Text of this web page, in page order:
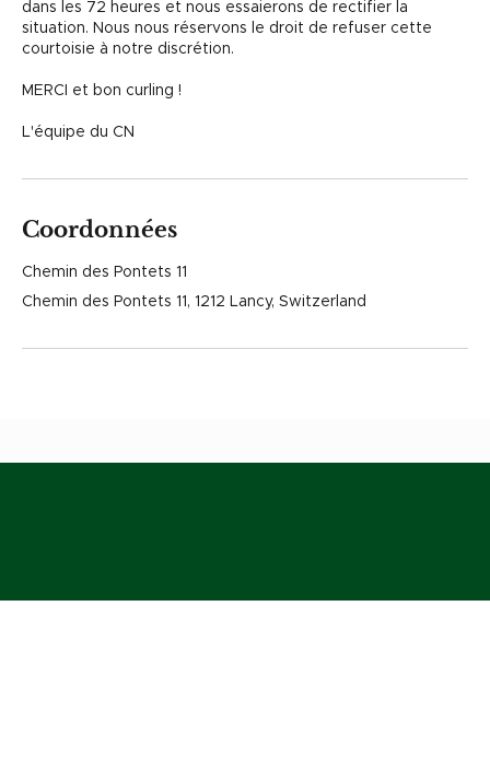
dans les 72 heures et nous essaierons de rectifier la
situation. Nous nous réservons le droit de refuser cette
courtoisie à notre discrétion.
MERCI et bon curling !
L'équipe du CN
Coordonnées
Chemin des Pontets 11
Chemin des Pontets 11, 1212 Lancy, Switzerland